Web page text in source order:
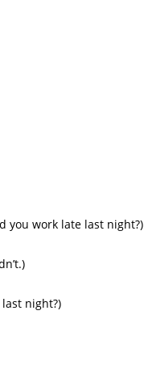
you work late last night?)
night?)